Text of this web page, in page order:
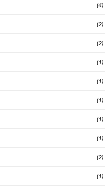
(4)
(2)
(2)
(1)
(1)
(1)
(1)
(1)
(2)
(1)